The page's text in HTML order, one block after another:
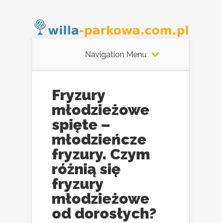
Navigation Menu
Fryzury
młodzieżowe
spięte –
młodzieńcze
fryzury. Czym
różnią się
fryzury
młodzieżowe
od dorosłych?